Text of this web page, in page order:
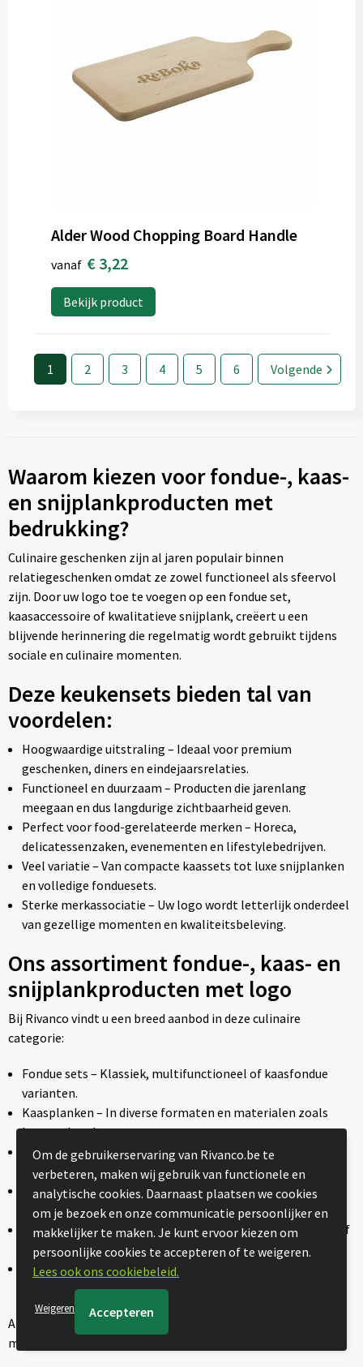
Alder Wood Chopping Board Handle
vanaf € 3,22
Bekijk product
1 2 3 4 5 6 Volgende
Waarom kiezen voor fondue-, kaas-
en snijplankproducten met
bedrukking?
Culinaire geschenken zijn al jaren populair binnen
relatiegeschenken omdat ze zowel functioneel als sfeervol
zijn. Door uw logo toe te voegen op een fondue set,
kaasaccessoire of kwalitatieve snijplank, creëert u een
blijvende herinnering die regelmatig wordt gebruikt tijdens
sociale en culinaire momenten.
Deze keukensets bieden tal van
voordelen:
Hoogwaardige uitstraling – Ideaal voor premium
geschenken, diners en eindejaarsrelaties.
Functioneel en duurzaam – Producten die jarenlang
meegaan en dus langdurige zichtbaarheid geven.
Perfect voor food-gerelateerde merken – Horeca,
delicatessenzaken, evenementen en lifestylebedrijven.
Veel variatie – Van compacte kaassets tot luxe snijplanken
en volledige fonduesets.
Sterke merkassociatie – Uw logo wordt letterlijk onderdeel
van gezellige momenten en kwaliteitsbeleving.
Ons assortiment fondue-, kaas- en
snijplankproducten met logo
Bij Rivanco vindt u een breed aanbod in deze culinaire
categorie:
Fondue sets – Klassiek, multifunctioneel of kaasfondue
varianten.
Kaasplanken – In diverse formaten en materialen zoals
hout en bamboe.
Kaasmessen en kaasmessensets – Ideaal voor borrels en
proeverijen.
Kaasschaven en kaasraspen – Handige promoproducten
met dagelijks nut.
Snijplanken en snijplankensets – Perfect om te graveren of
bedrukken.
Raclette sets, kaassets en meer – Culinaire geschenken die
sfeer en kwaliteit uitstralen.
Al deze producten zijn geschikt voor personalisatie, zodat uw
merk op een stijlvolle manier wordt gepresenteerd.
Om de gebruikerservaring van Rivanco.be te
verbeteren, maken wij gebruik van functionele en
analytische cookies. Daarnaast plaatsen we cookies
om je bezoek en onze communicatie persoonlijker en
makkelijker te maken. Je kunt ervoor kiezen om
persoonlijke cookies te accepteren of te weigeren.
Lees ook ons cookiebeleid.
Weigeren